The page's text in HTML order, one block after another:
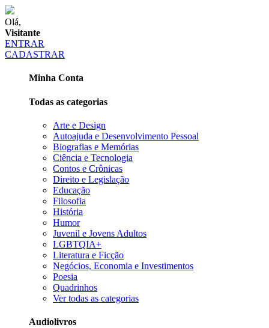
Olá,
Visitante
ENTRAR
CADASTRAR
Minha Conta
Todas as categorias
Arte e Design
Autoajuda e Desenvolvimento Pessoal
Biografias e Memórias
Ciência e Tecnologia
Contos e Crônicas
Direito e Legislação
Educação
Filosofia
História
Humor
Juvenil e Jovens Adultos
LGBTQIA+
Literatura e Ficção
Negócios, Economia e Investimentos
Poesia
Quadrinhos
Ver todas as categorias
Audiolivros